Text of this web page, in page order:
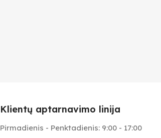
Klientų aptarnavimo linija
Pirmadienis - Penktadienis: 9:00 - 17:00